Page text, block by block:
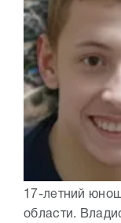
17-летний
области.